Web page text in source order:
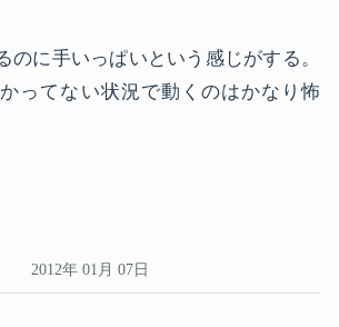
のに手いっぱいという感じがする。
ってない状況で動くのはかなり怖
2012年 01月 07日